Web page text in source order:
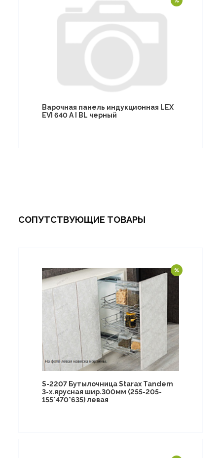
Варочная панель индукционная LEX
EVI 640 A I BL черный
СОПУТСТВУЮЩИЕ ТОВАРЫ
S-2207 Бутылочница Starax Tandem
3-х.ярусная шир.300мм (255-205-
155*470*635) левая